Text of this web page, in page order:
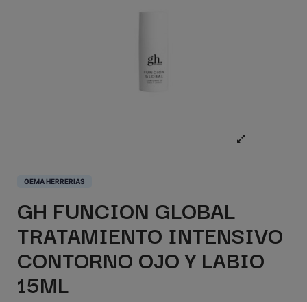
GEMA HERRERIAS
GH FUNCION GLOBAL
TRATAMIENTO INTENSIVO
CONTORNO OJO Y LABIO
15ML